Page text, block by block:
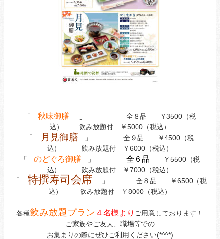
「 秋味御膳」
全８品 ￥3500（税
込） 飲み放題付 ￥5000（税込）
「
月見御膳」 全９品 ￥4500（税
込） 飲み放題付 ￥6000（税込）
「 のどぐろ御膳」 全６品 ￥5500（税
込） 飲み放題付 ￥7000（税込）
「
特撰寿司会席
」 全８品 ￥6500（税
込） 飲み放題付 ￥8000（税込）
各種飲み放題プラン ４名様より ご用意しております！
ご家族やご友人、職場等での
お集まりの際にぜひご利用ください(*^^*)